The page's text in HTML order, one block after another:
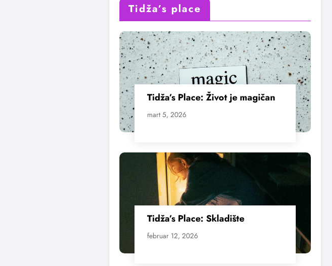
Tidža’s place
Tidža’s Place: Život je magičan
mart 5, 2026
Tidža’s Place: Skladište
februar 12, 2026